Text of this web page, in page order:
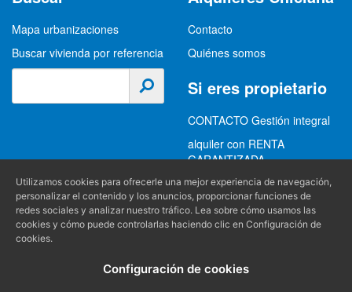
Mapa urbanizaciones
Buscar vivienda por referencia
Contacto
Quiénes somos
Si eres propietario
CONTACTO Gestión integral
alquiler con RENTA
GARANTIZADA
GESTION INTEGRAL
ALQUILER
Información
Política de privacidad
info@alquilereschiclana.com
Utilizamos cookies para ofrecerle una mejor experiencia de navegación,
personalizar el contenido y los anuncios, proporcionar funciones de
redes sociales y analizar nuestro tráfico. Lea sobre cómo usamos las
cookies y cómo puede controlarlas haciendo clic en Configuración de
cookies.
Configuración de cookies